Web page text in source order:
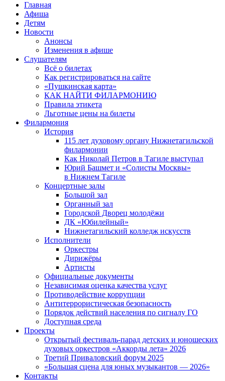
Главная
Афиша
Детям
Новости
Анонсы
Изменения в афише
Слушателям
Всё о билетах
Как регистрироваться на сайте
«Пушкинская карта»
КАК НАЙТИ ФИЛАРМОНИЮ
Правила этикета
Льготные цены на билеты
Филармония
История
115 лет духовому органу Нижнетагильской
филармонии
Как Николай Петров в Тагиле выступал
Юрий Башмет и «Солисты Москвы»
в Нижнем Тагиле
Концертные залы
Большой зал
Органный зал
Городской Дворец молодёжи
ДК «Юбилейный»
Нижнетагильский колледж искусств
Исполнители
Оркестры
Дирижёры
Артисты
Официальные документы
Независимая оценка качества услуг
Противодействие коррупции
Антитеррористическая безопасность
Порядок действий населения по сигналу ГО
Доступная среда
Проекты
Открытый фестиваль-парад детских и юношеских
духовых оркестров «Аккорды лета» 2026
Третий Приваловский форум 2025
«Большая сцена для юных музыкантов — 2026»
Контакты